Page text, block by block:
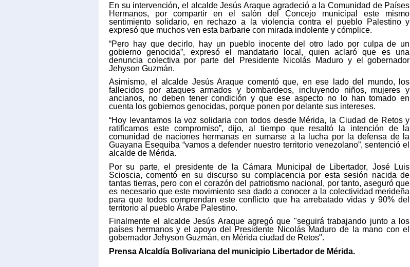
En su intervención, el alcalde Jesús Araque agradeció a la Comunidad de Países
Hermanos, por compartir en el salón del Concejo municipal este mismo
sentimiento solidario, en rechazo a la violencia contra el pueblo Palestino y
expresó que muchos ven esta barbarie con mirada indolente y cómplice.
“Pero hay que decirlo, hay un pueblo inocente del otro lado por culpa de un
gobierno genocida”, expresó el mandatario local, quien aclaró que es una
denuncia colectiva por parte del Presidente Nicolás Maduro y el gobernador
Jehyson Guzmán.
Asimismo, el alcalde Jesús Araque comentó que, en ese lado del mundo, los
fallecidos por ataques armados y bombardeos, incluyendo niños, mujeres y
ancianos, no deben tener condición y que ese aspecto no lo han tomado en
cuenta los gobiernos genocidas, porque ponen por delante sus intereses.
“Hoy levantamos la voz solidaria con todos desde Mérida, la Ciudad de Retos y
ratificamos este compromiso”, dijo, al tiempo que resaltó la intención de la
comunidad de naciones hermanas en sumarse a la lucha por la defensa de la
Guayana Esequiba “vamos a defender nuestro territorio venezolano”, sentenció el
alcalde de Mérida.
Por su parte, el presidente de la Cámara Municipal de Libertador, José Luis
Scioscia, comentó en su discurso su complacencia por esta sesión nacida de
tantas tierras, pero con el corazón del patriotismo nacional, por tanto, aseguró que
es necesario que este movimiento sea dado a conocer a la colectividad merideña
para que todos comprendan este conflicto que ha arrebatado vidas y 90% del
territorio al pueblo Árabe Palestino.
Finalmente el alcalde Jesús Araque agregó que "seguirá trabajando junto a los
países hermanos y el apoyo del Presidente Nicolás Maduro de la mano con el
gobernador Jehyson Guzmán, en Mérida ciudad de Retos".
Prensa Alcaldía Bolivariana del municipio Libertador de Mérida.